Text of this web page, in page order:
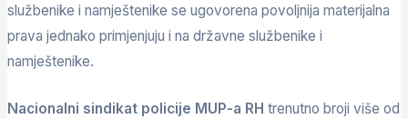
službenike i namještenike se ugovorena povoljnija materijalna
prava jednako primjenjuju i na državne službenike i
namještenike.
Nacionalni sindikat policije MUP-a RH trenutno broji više od